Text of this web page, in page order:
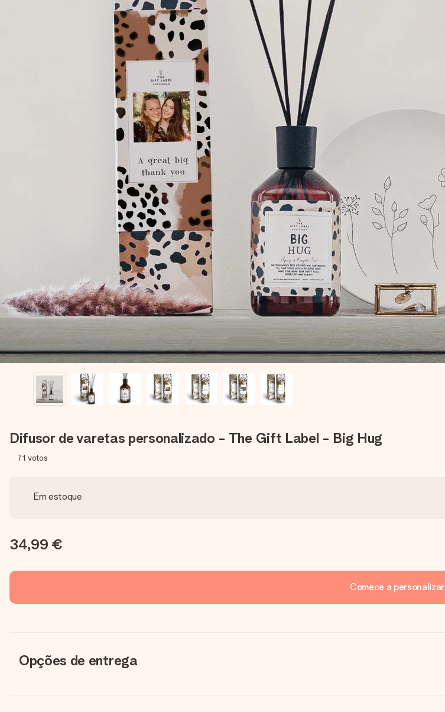
Difusor de varetas personalizado - The Gift Label - Big Hug
71 votos
Em estoque
34,99 €
Comece a personalizar
Opções de entrega